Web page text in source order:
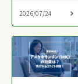
2026/07/24